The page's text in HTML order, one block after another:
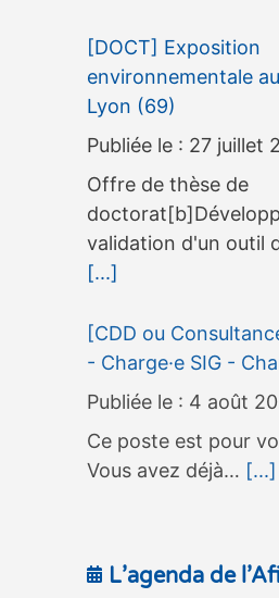
[DOCT] Exposition
environnementale
Lyon (69)
27 juillet
Offre de thèse de
validation d'un outil
[...]
[CDD ou
- Charge·e SIG -
4 août
Ce poste est pour
Vous avez déjà… [...]
L’agenda de